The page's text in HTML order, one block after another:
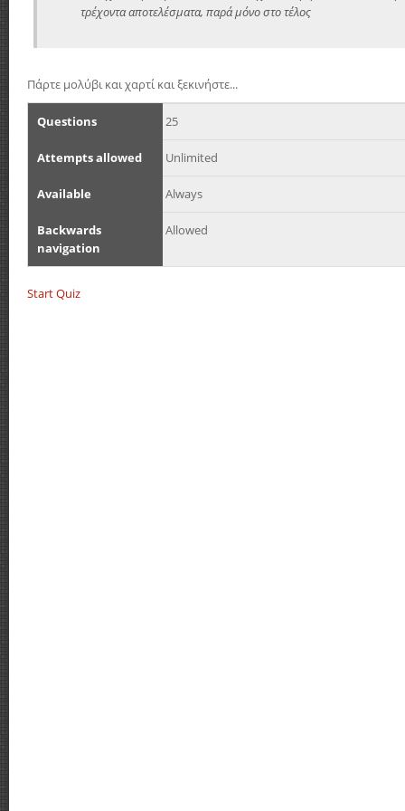
τρέχοντα αποτελέσματα, παρά μόνο στο τέλος
Πάρτε μολύβι και χαρτί και ξεκινήστε...
Questions 25
Attempts allowed Unlimited
Available Always
Backwards
navigation
Allowed
Start Quiz